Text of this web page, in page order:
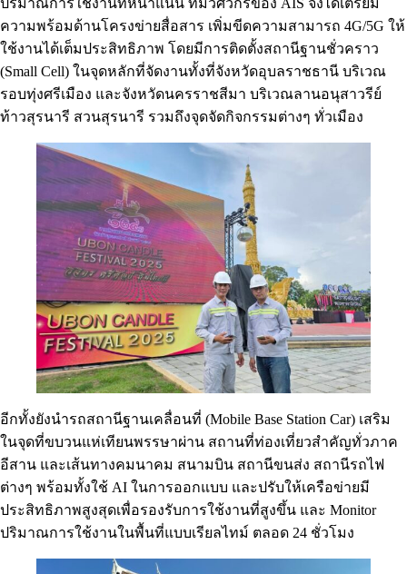
ปริมาณการใช้งานที่หนาแน่น ทีมวิศวกรของ AIS จึงได้เตรียม
ความพร้อมด้านโครงข่ายสื่อสาร เพิ่มขีดความสามารถ 4G/5G ให้
ใช้งานได้เต็มประสิทธิภาพ โดยมีการติดตั้งสถานีฐานชั่วคราว
(Small Cell) ในจุดหลักที่จัดงานทั้งที่จังหวัดอุบลราชธานี บริเวณ
รอบทุ่งศรีเมือง และจังหวัดนครราชสีมา บริเวณลานอนุสาวรีย์
ท้าวสุรนารี สวนสุรนารี รวมถึงจุดจัดกิจกรรมต่างๆ ทั่วเมือง
อีกทั้งยังนำรถสถานีฐานเคลื่อนที่ (Mobile Base Station Car) เสริม
ในจุดที่ขบวนแห่เทียนพรรษาผ่าน สถานที่ท่องเที่ยวสำคัญทั่วภาค
อีสาน และเส้นทางคมนาคม สนามบิน สถานีขนส่ง สถานีรถไฟ
ต่างๆ พร้อมทั้งใช้ AI ในการออกแบบ และปรับให้เครือข่ายมี
ประสิทธิภาพสูงสุดเพื่อรองรับการใช้งานที่สูงขึ้น และ Monitor
ปริมาณการใช้งานในพื้นที่แบบเรียลไทม์ ตลอด 24 ชั่วโมง